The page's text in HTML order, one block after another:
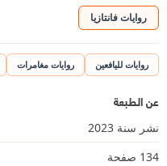
روايات فانتازيا
روايات لليافعين روايات مغامرات
عن الطبعة
نشر سنة 2023
134 صفحة